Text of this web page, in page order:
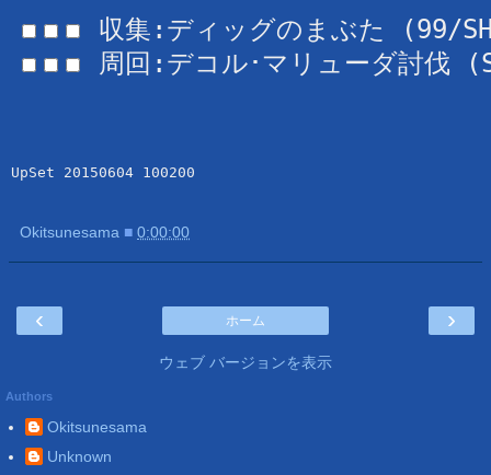
周回:デコル･マリューダ討伐
Okitsunesama ■ 0:00:00
‹ ›
ホーム
ウェブ バージョンを表示
Authors
Okitsunesama
Unknown